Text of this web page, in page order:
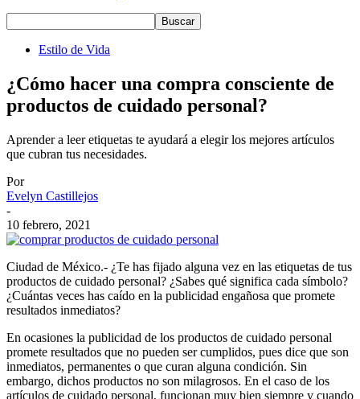
Estilo de Vida
¿Cómo hacer una compra consciente de
productos de cuidado personal?
Aprender a leer etiquetas te ayudará a elegir los mejores artículos
que cubran tus necesidades.
Por
Evelyn Castillejos
-
10 febrero, 2021
Ciudad de México.- ¿Te has fijado alguna vez en las etiquetas de tus
productos de cuidado personal? ¿Sabes qué significa cada símbolo?
¿Cuántas veces has caído en la publicidad engañosa que promete
resultados inmediatos?
En ocasiones la publicidad de los productos de cuidado personal
promete resultados que no pueden ser cumplidos, pues dice que son
inmediatos, permanentes o que curan alguna condición. Sin
embargo, dichos productos no son milagrosos. En el caso de los
artículos de cuidado personal, funcionan muy bien siempre y cuando